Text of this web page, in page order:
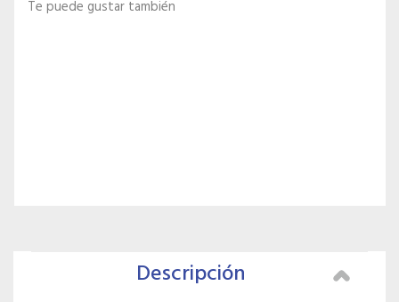
Te puede gustar también
Descripción